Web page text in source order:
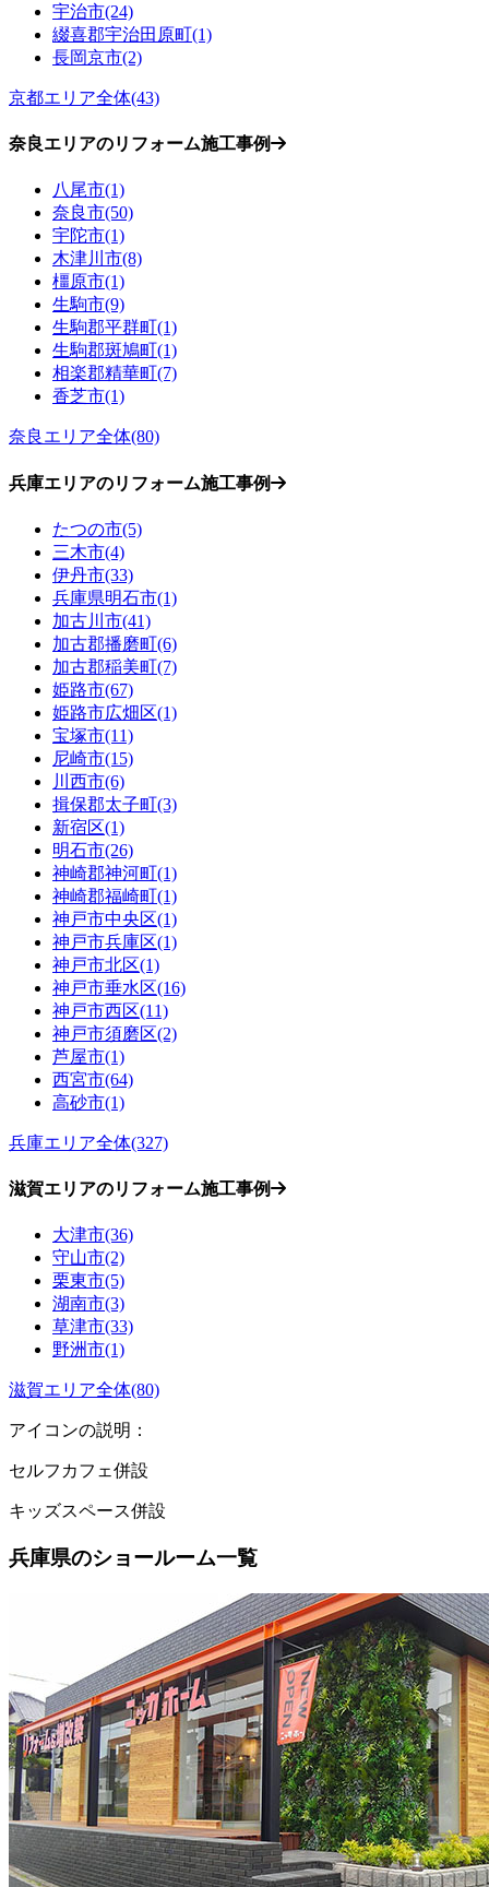
宇治市(24)
綴喜郡宇治田原町(1)
長岡京市(2)
京都エリア全体(43)
奈良エリアのリフォーム施工事例
八尾市(1)
奈良市(50)
宇陀市(1)
木津川市(8)
橿原市(1)
生駒市(9)
生駒郡平群町(1)
生駒郡斑鳩町(1)
相楽郡精華町(7)
香芝市(1)
奈良エリア全体(80)
兵庫エリアのリフォーム施工事例
たつの市(5)
三木市(4)
伊丹市(33)
兵庫県明石市(1)
加古川市(41)
加古郡播磨町(6)
加古郡稲美町(7)
姫路市(67)
姫路市広畑区(1)
宝塚市(11)
尼崎市(15)
川西市(6)
揖保郡太子町(3)
新宿区(1)
明石市(26)
神崎郡神河町(1)
神崎郡福崎町(1)
神戸市中央区(1)
神戸市兵庫区(1)
神戸市北区(1)
神戸市垂水区(16)
神戸市西区(11)
神戸市須磨区(2)
芦屋市(1)
西宮市(64)
高砂市(1)
兵庫エリア全体(327)
滋賀エリアのリフォーム施工事例
大津市(36)
守山市(2)
栗東市(5)
湖南市(3)
草津市(33)
野洲市(1)
滋賀エリア全体(80)
アイコンの説明：
セルフカフェ併設
キッズスペース併設
兵庫県のショールーム一覧